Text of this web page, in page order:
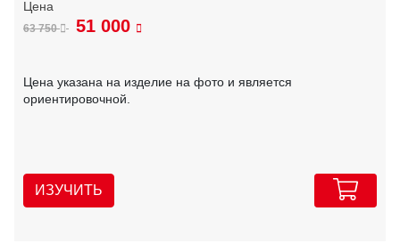
63 750 51 000
Цена указана на изделие на фото и является
ориентировочной.
ИЗУЧИТЬ